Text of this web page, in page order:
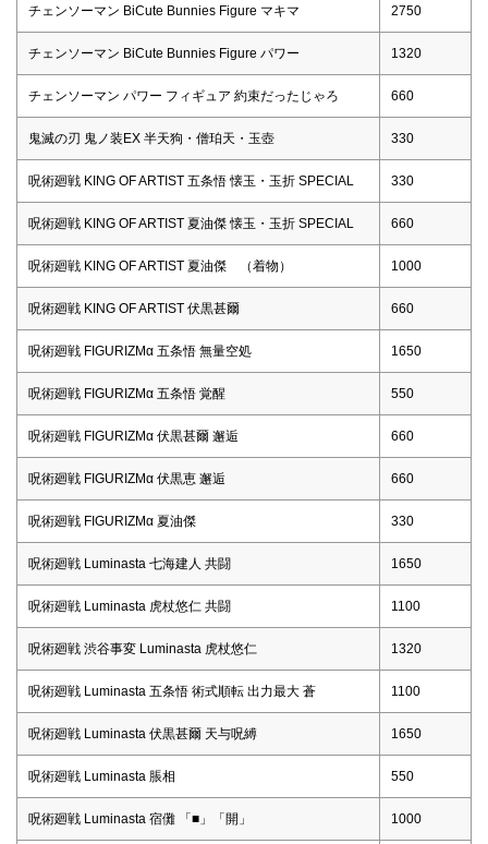
チェンソーマン BiCute Bunnies Figure マキマ 2750
チェンソーマン BiCute Bunnies Figure パワー 1320
チェンソーマン パワー フィギュア 約束だったじゃろ 660
鬼滅の刃 鬼ノ装EX 半天狗・僧珀天・玉壺 330
呪術廻戦 KING OF ARTIST 五条悟 懐玉・玉折 SPECIAL 330
呪術廻戦 KING OF ARTIST 夏油傑 懐玉・玉折 SPECIAL 660
呪術廻戦 KING OF ARTIST 夏油傑 （着物） 1000
呪術廻戦 KING OF ARTIST 伏黒甚爾 660
呪術廻戦 FIGURIZMα 五条悟 無量空処 1650
呪術廻戦 FIGURIZMα 五条悟 覚醒 550
呪術廻戦 FIGURIZMα 伏黒甚爾 邂逅 660
呪術廻戦 FIGURIZMα 伏黒恵 邂逅 660
呪術廻戦 FIGURIZMα 夏油傑 330
呪術廻戦 Luminasta 七海建人 共闘 1650
呪術廻戦 Luminasta 虎杖悠仁 共闘 1100
呪術廻戦 渋谷事変 Luminasta 虎杖悠仁 1320
呪術廻戦 Luminasta 五条悟 術式順転 出力最大 蒼 1100
呪術廻戦 Luminasta 伏黒甚爾 天与呪縛 1650
呪術廻戦 Luminasta 脹相 550
呪術廻戦 Luminasta 宿儺 「■」「開」 1000